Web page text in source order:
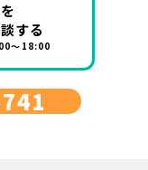
する
～18:00